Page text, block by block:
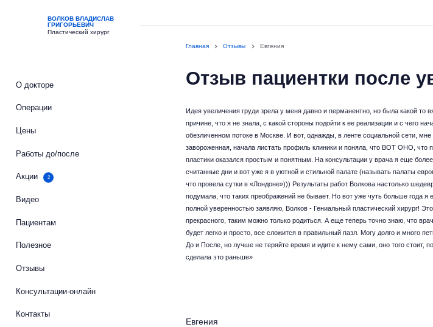
ВОЛКОВ ВЛАДИСЛАВ
ГРИГОРЬЕВИЧ
Пластический хирург
О докторе
Операции
Цены
Работы до/после
Акции 2
Видео
Пациентам
Полезное
Отзывы
Консультации-онлайн
Контакты
Главная Отзывы Евгения
Отзыв пациентки после
Идея увеличения груди зрела у меня давно и перманентно, но была какой то
причине, что я не знала, с какой стороны подойти к ее реализации и с чего
обезличенном потоке в Москве. И вот, однажды, в ленте социальной сети,
завороженная, начала листать профиль клиники и поняла, что ВОТ ОНО, что
пластики оказался простым и понятным. На консультации у врача я еще
считанные дни и вот уже я в уютной и стильной палате (называть палаты
что провела сутки в «Лондоне»))) Результаты работ Волкова настолько
подумала, что таких преображений не бывает. Но вот уже чуть больше года
полной уверенностью заявляю, Волков - Гениальный пластический хирург!
прекрасного, таким можно только родиться. А еще теперь точно знаю, что
будет легко и просто, все сложится в правильный пазл. Могу долго и много
До и После, но лучше не теряйте время и идите к нему сами, оно того стоит,
сделала это раньше»
Евгения